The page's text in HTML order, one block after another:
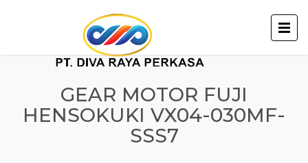
GEAR MOTOR FUJI
HENSOKUKI VX04-030MF-
SSS7